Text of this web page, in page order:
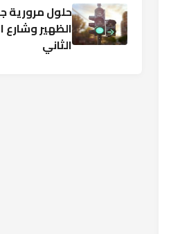
حلول مرورية
الظهير وشارع
الثاني